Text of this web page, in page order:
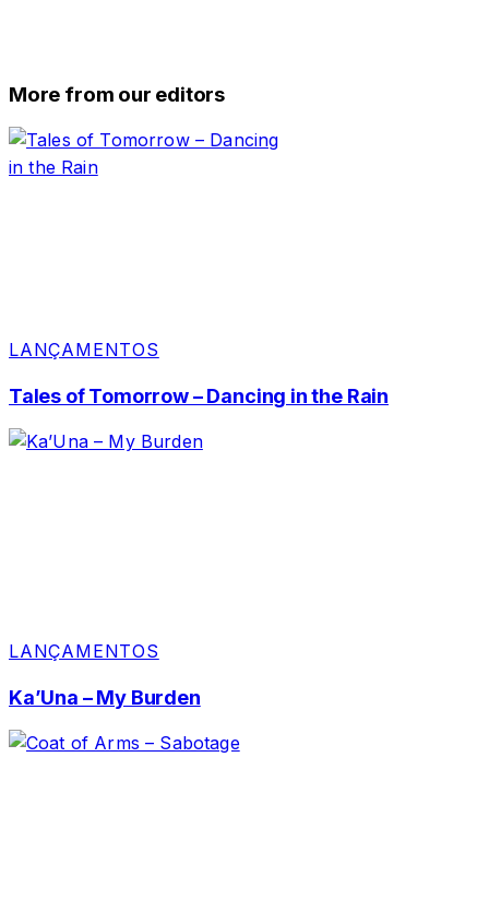
More from our editors
LANÇAMENTOS
Tales of Tomorrow – Dancing in the Rain
LANÇAMENTOS
Ka’Una – My Burden